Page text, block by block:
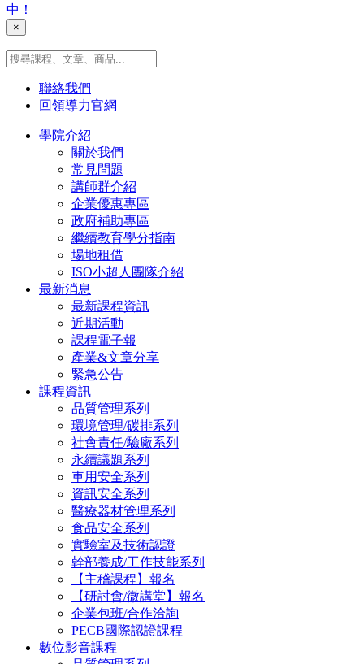
中！
×
聯絡我們
回領導力官網
學院介紹
關於我們
常見問題
講師群介紹
企業優惠專區
政府補助專區
繼續教育學分指南
場地租借
ISO小超人團隊介紹
最新消息
最新課程資訊
近期活動
課程電子報
產業&文章分享
緊急公告
課程資訊
品質管理系列
環境管理/碳排系列
社會責任/驗廠系列
永續議題系列
車用安全系列
資訊安全系列
醫療器材管理系列
食品安全系列
實驗室及技術認證
幹部養成/工作技能系列
【主稽課程】報名
【研討會/微講堂】報名
企業包班/合作洽詢
PECB國際認證課程
數位影音課程